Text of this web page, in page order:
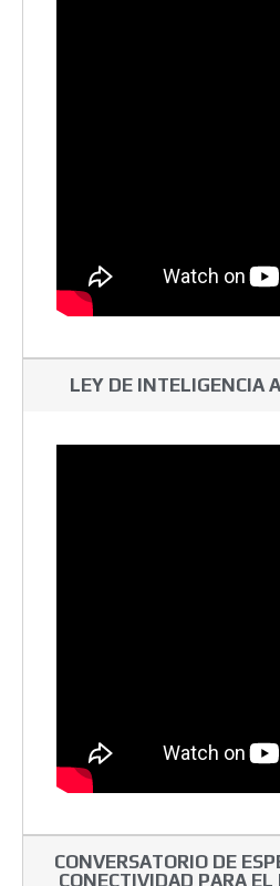
LEY DE INTELIGENCIA
CONVERSATORIO DE
CONECTIVIDAD PARA EL